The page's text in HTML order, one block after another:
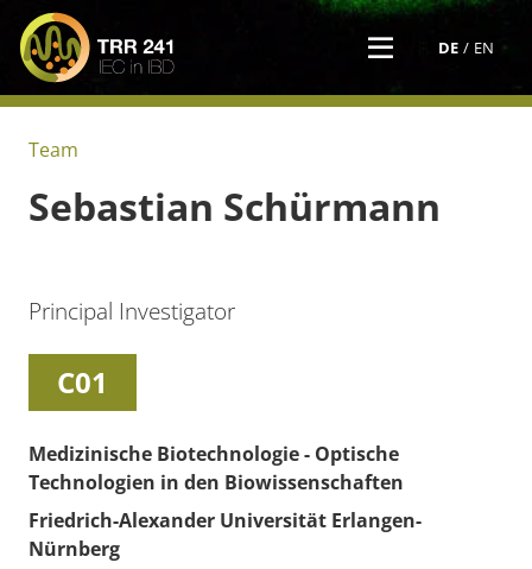
DE EN
Team
Sebastian Schürmann
Principal Investigator
C01
Medizinische Biotechnologie - Optische
Technologien in den Biowissenschaften
Friedrich-Alexander Universität Erlangen-
Nürnberg